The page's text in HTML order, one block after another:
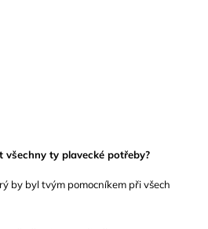
všechny ty plavecké potřeby?
by byl tvým pomocníkem při všech